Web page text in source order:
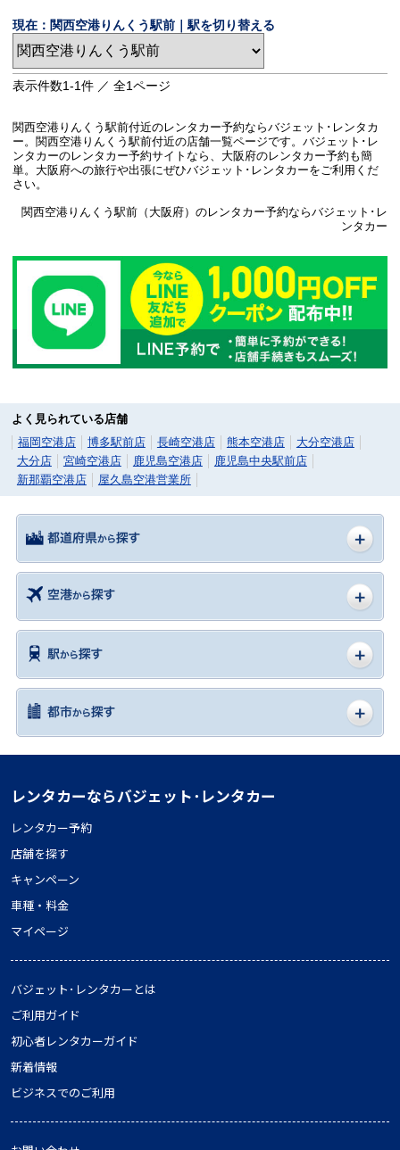
現在：関西空港りんくう駅前｜駅を切り替える
表示件数1-1件 ／ 全1ページ
関西空港りんくう駅前付近のレンタカー予約ならバジェット･レンタカ
ー。関西空港りんくう駅前付近の店舗一覧ページです。バジェット･レ
ンタカーのレンタカー予約サイトなら、大阪府のレンタカー予約も簡
単。大阪府への旅行や出張にぜひバジェット･レンタカーをご利用くだ
さい。
関西空港りんくう駅前（大阪府）のレンタカー予約ならバジェット･レ
ンタカー
よく見られている店舗
福岡空港店
博多駅前店 長崎空港店 熊本空港店
大分空港店
大分店
宮崎空港店 鹿児島空港店
鹿児島中央駅前店
新那覇空港店
屋久島空港営業所
レンタカーならバジェット･レンタカー
レンタカー予約
店舗を探す
キャンペーン
車種・料金
マイページ
バジェット･レンタカーとは
ご利用ガイド
初心者レンタカーガイド
新着情報
ビジネスでのご利用